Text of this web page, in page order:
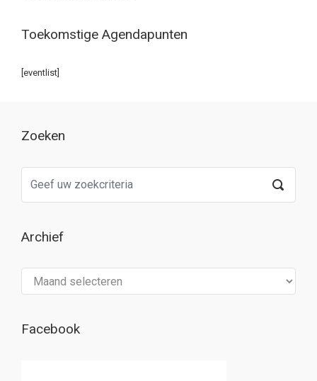
Toekomstige Agendapunten
[eventlist]
Zoeken
Archief
Facebook